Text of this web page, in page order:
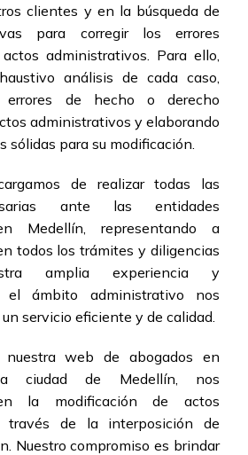
clientes y en la búsqueda de
para corregir los errores
administrativos. Para ello,
análisis de cada caso,
errores de hecho o derecho
administrativos y elaborando
sólidas para su modificación.
de realizar todas las
ante las entidades
Medellín, representando a
todos los trámites y diligencias
amplia experiencia y
el ámbito administrativo nos
servicio eficiente y de calidad.
web de abogados en
ciudad de Medellín, nos
la modificación de actos
través de la interposición de
Nuestro compromiso es brindar